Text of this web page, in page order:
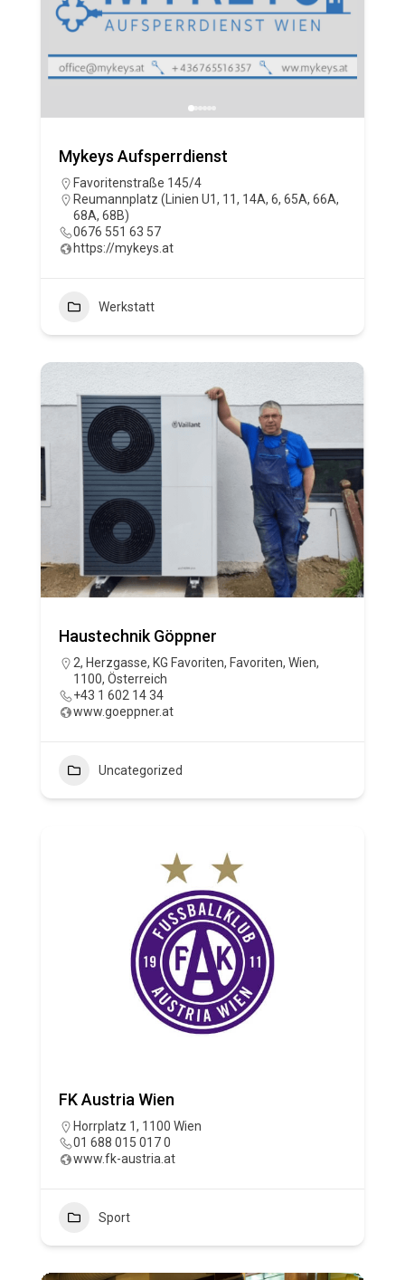
Mykeys Aufsperrdienst
Favoritenstraße 145/4
Reumannplatz (Linien U1, 11, 14A, 6, 65A, 66A,
68A, 68B)
0676 551 63 57
https://mykeys.at
Werkstatt
Haustechnik Göppner
2, Herzgasse, KG Favoriten, Favoriten, Wien,
1100, Österreich
+43 1 602 14 34
www.goeppner.at
Uncategorized
FK Austria Wien
Horrplatz 1, 1100 Wien
01 688 015 017 0
www.fk-austria.at
Sport